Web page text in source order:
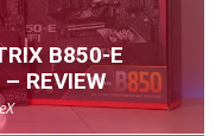
B850-E
REVIEW